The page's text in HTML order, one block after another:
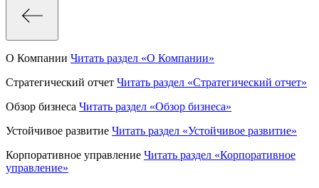
О Компании Читать раздел «О Компании»
Стратегический отчет Читать раздел «Стратегический отчет»
Обзор бизнеса Читать раздел «Обзор бизнеса»
Устойчивое развитие Читать раздел «Устойчивое развитие»
Корпоративное управление Читать раздел «Корпоративное
управление»